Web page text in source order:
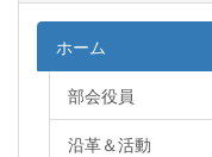
ホーム
部会役員
沿革＆活動